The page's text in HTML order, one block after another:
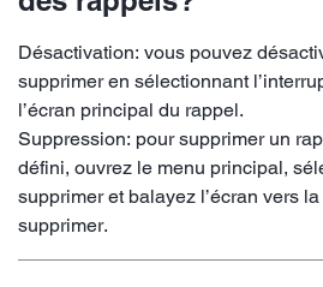
Désactivation: vous pouvez
supprimer en sélectionnant
l’écran principal du rappel.
Suppression: pour supprimer un
défini, ouvrez le menu principal,
supprimer et balayez l’écran vers
supprimer.